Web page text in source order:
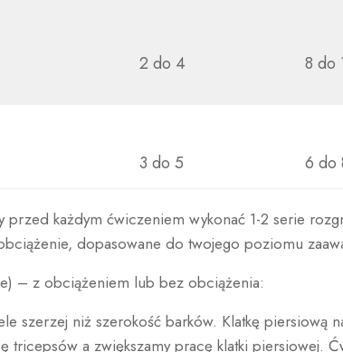
2 do 4 8 do
3 do 5 6 do
przed każdym ćwiczeniem wykonać 1-2 serie
dopasowane do twojego poziomu
– z obciążeniem lub bez obciążenia:
szerzej niż szerokość barków. Klatkę piersiową
tricepsów a zwiększamy pracę klatki piersiowej.